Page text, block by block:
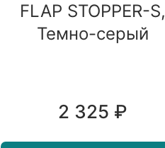
FLAP STOPPER-S,
Темно-серый
2 325 ₽